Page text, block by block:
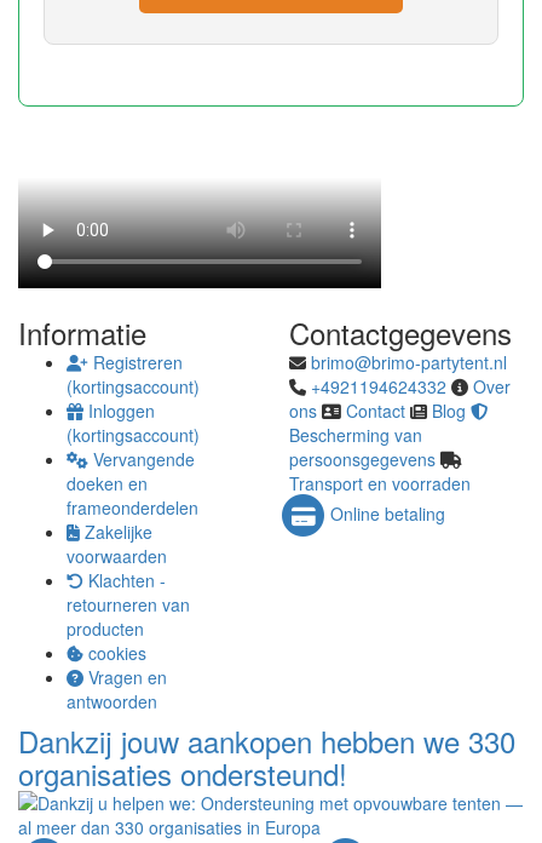
Informatie
Registreren
(kortingsaccount)
Inloggen
(kortingsaccount)
Vervangende
doeken en
frameonderdelen
Zakelijke
voorwaarden
Klachten -
retourneren van
producten
cookies
Vragen en
antwoorden
Contactgegevens
brimo@brimo-partytent.nl
+4921194624332
Over
ons
Contact
Blog
Bescherming van
persoonsgegevens
Transport en voorraden
Dankzij jouw aankopen hebben we 330
organisaties ondersteund!
Online betaling